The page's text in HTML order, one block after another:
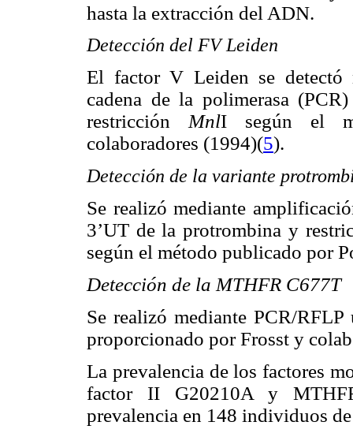
hasta la extracción del ADN.
Detección del FV Leiden
El factor V Leiden se detectó
cadena de la polimerasa
restricción MnlI según el
colaboradores (1994)(5).
Detección de la variante
Se realizó mediante
3’UT de la protrombina y
según el método publicado por
Detección de la MTHFR C677T
Se realizó mediante PCR/
proporcionado por Frosst y
La prevalencia de los factores
factor II G20210A y
prevalencia en 148 individuos